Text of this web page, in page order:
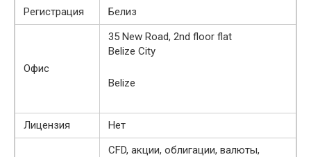
Регистрация
Белиз
Офис
35 New Road, 2nd floor flat
Belize City
Belize
Лицензия Нет
CFD, акции, облигации, валюты,